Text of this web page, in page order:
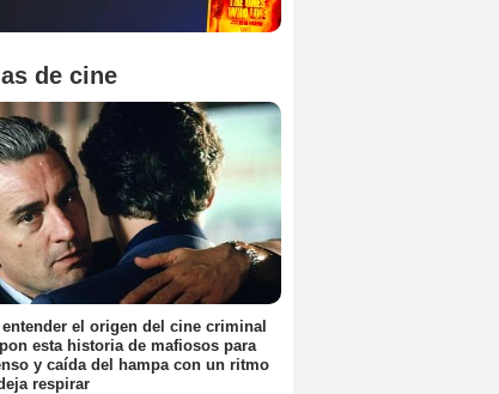
de cine
el origen del cine criminal
esta historia de mafiosos para
y caída del hampa con un ritmo
respirar